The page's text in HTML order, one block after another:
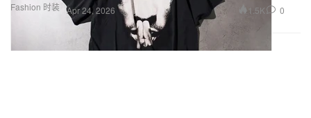
Fashion 时装 Apr 24, 2026 1.5K 0